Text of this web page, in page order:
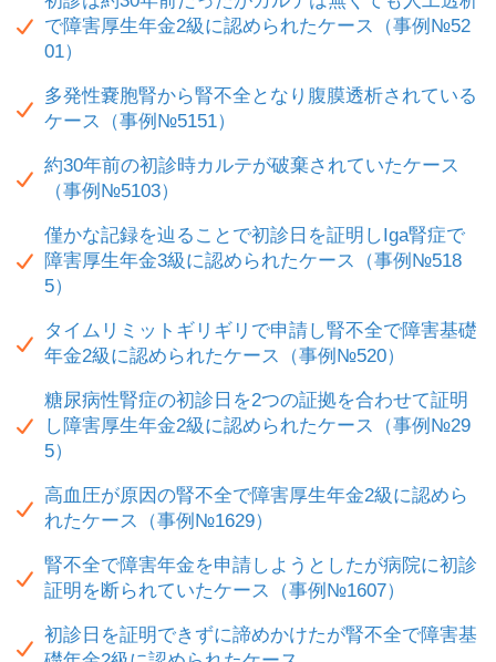
で障害厚生年金2級に認められたケース（事例№52
01）
多発性嚢胞腎から腎不全となり腹膜透析されている
ケース（事例№5151）
約30年前の初診時カルテが破棄されていたケース
（事例№5103）
僅かな記録を辿ることで初診日を証明しIga腎症で
障害厚生年金3級に認められたケース（事例№518
5）
タイムリミットギリギリで申請し腎不全で障害基礎
年金2級に認められたケース（事例№520）
糖尿病性腎症の初診日を2つの証拠を合わせて証明
し障害厚生年金2級に認められたケース（事例№29
5）
高血圧が原因の腎不全で障害厚生年金2級に認めら
れたケース（事例№1629）
腎不全で障害年金を申請しようとしたが病院に初診
証明を断られていたケース（事例№1607）
初診日を証明できずに諦めかけたが腎不全で障害基